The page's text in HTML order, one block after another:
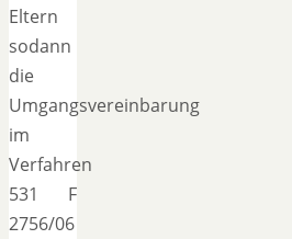
Eltern
sodann
die
Umgangsvereinbarung
im
Verfahren
531 F
2756/06